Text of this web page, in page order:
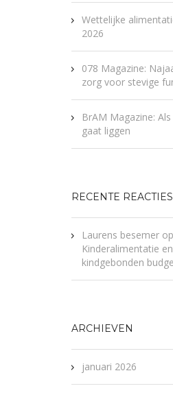
Wettelijke
2026
078 Magazine:
zorg voor stevige
BrAM Magazine:
gaat liggen
RECENTE REACTIES
Laurens besemer op
Kinderalimentatie
kindgebonden
ARCHIEVEN
januari 2026